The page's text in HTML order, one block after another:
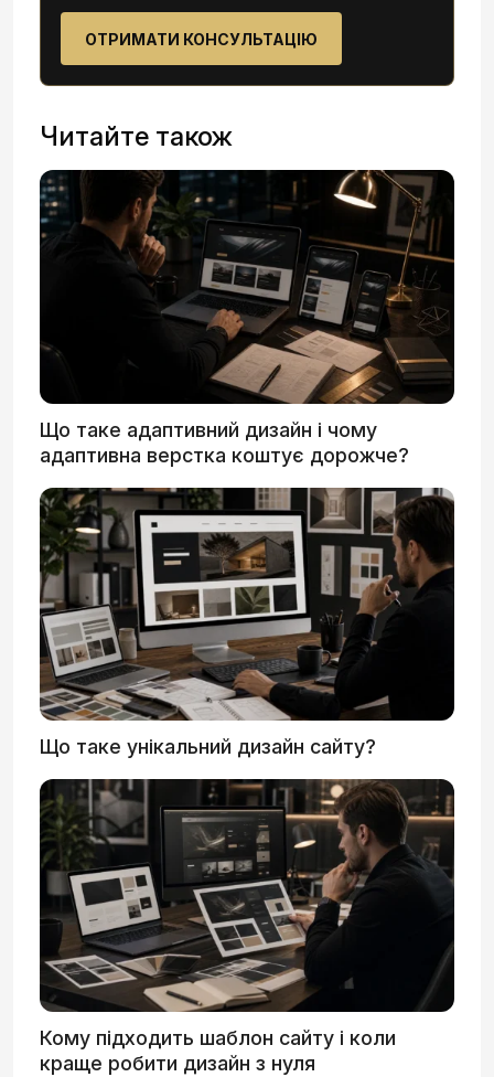
ОТРИМАТИ КОНСУЛЬТАЦІЮ
Читайте також
Що таке адаптивний дизайн і чому
адаптивна верстка коштує дорожче?
Що таке унікальний дизайн сайту?
Кому підходить шаблон сайту і коли
краще робити дизайн з нуля